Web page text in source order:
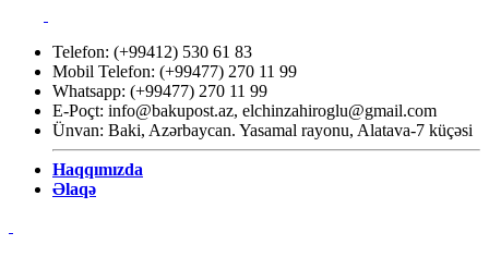
Telefon: (+99412) 530 61 83
Mobil Telefon: (+99477) 270 11 99
Whatsapp: (+99477) 270 11 99
E-Poçt: info@bakupost.az, elchinzahiroglu@gmail.com
Ünvan: Baki, Azərbaycan. Yasamal rayonu, Alatava-7 küçəsi
Haqqımızda
Əlaqə